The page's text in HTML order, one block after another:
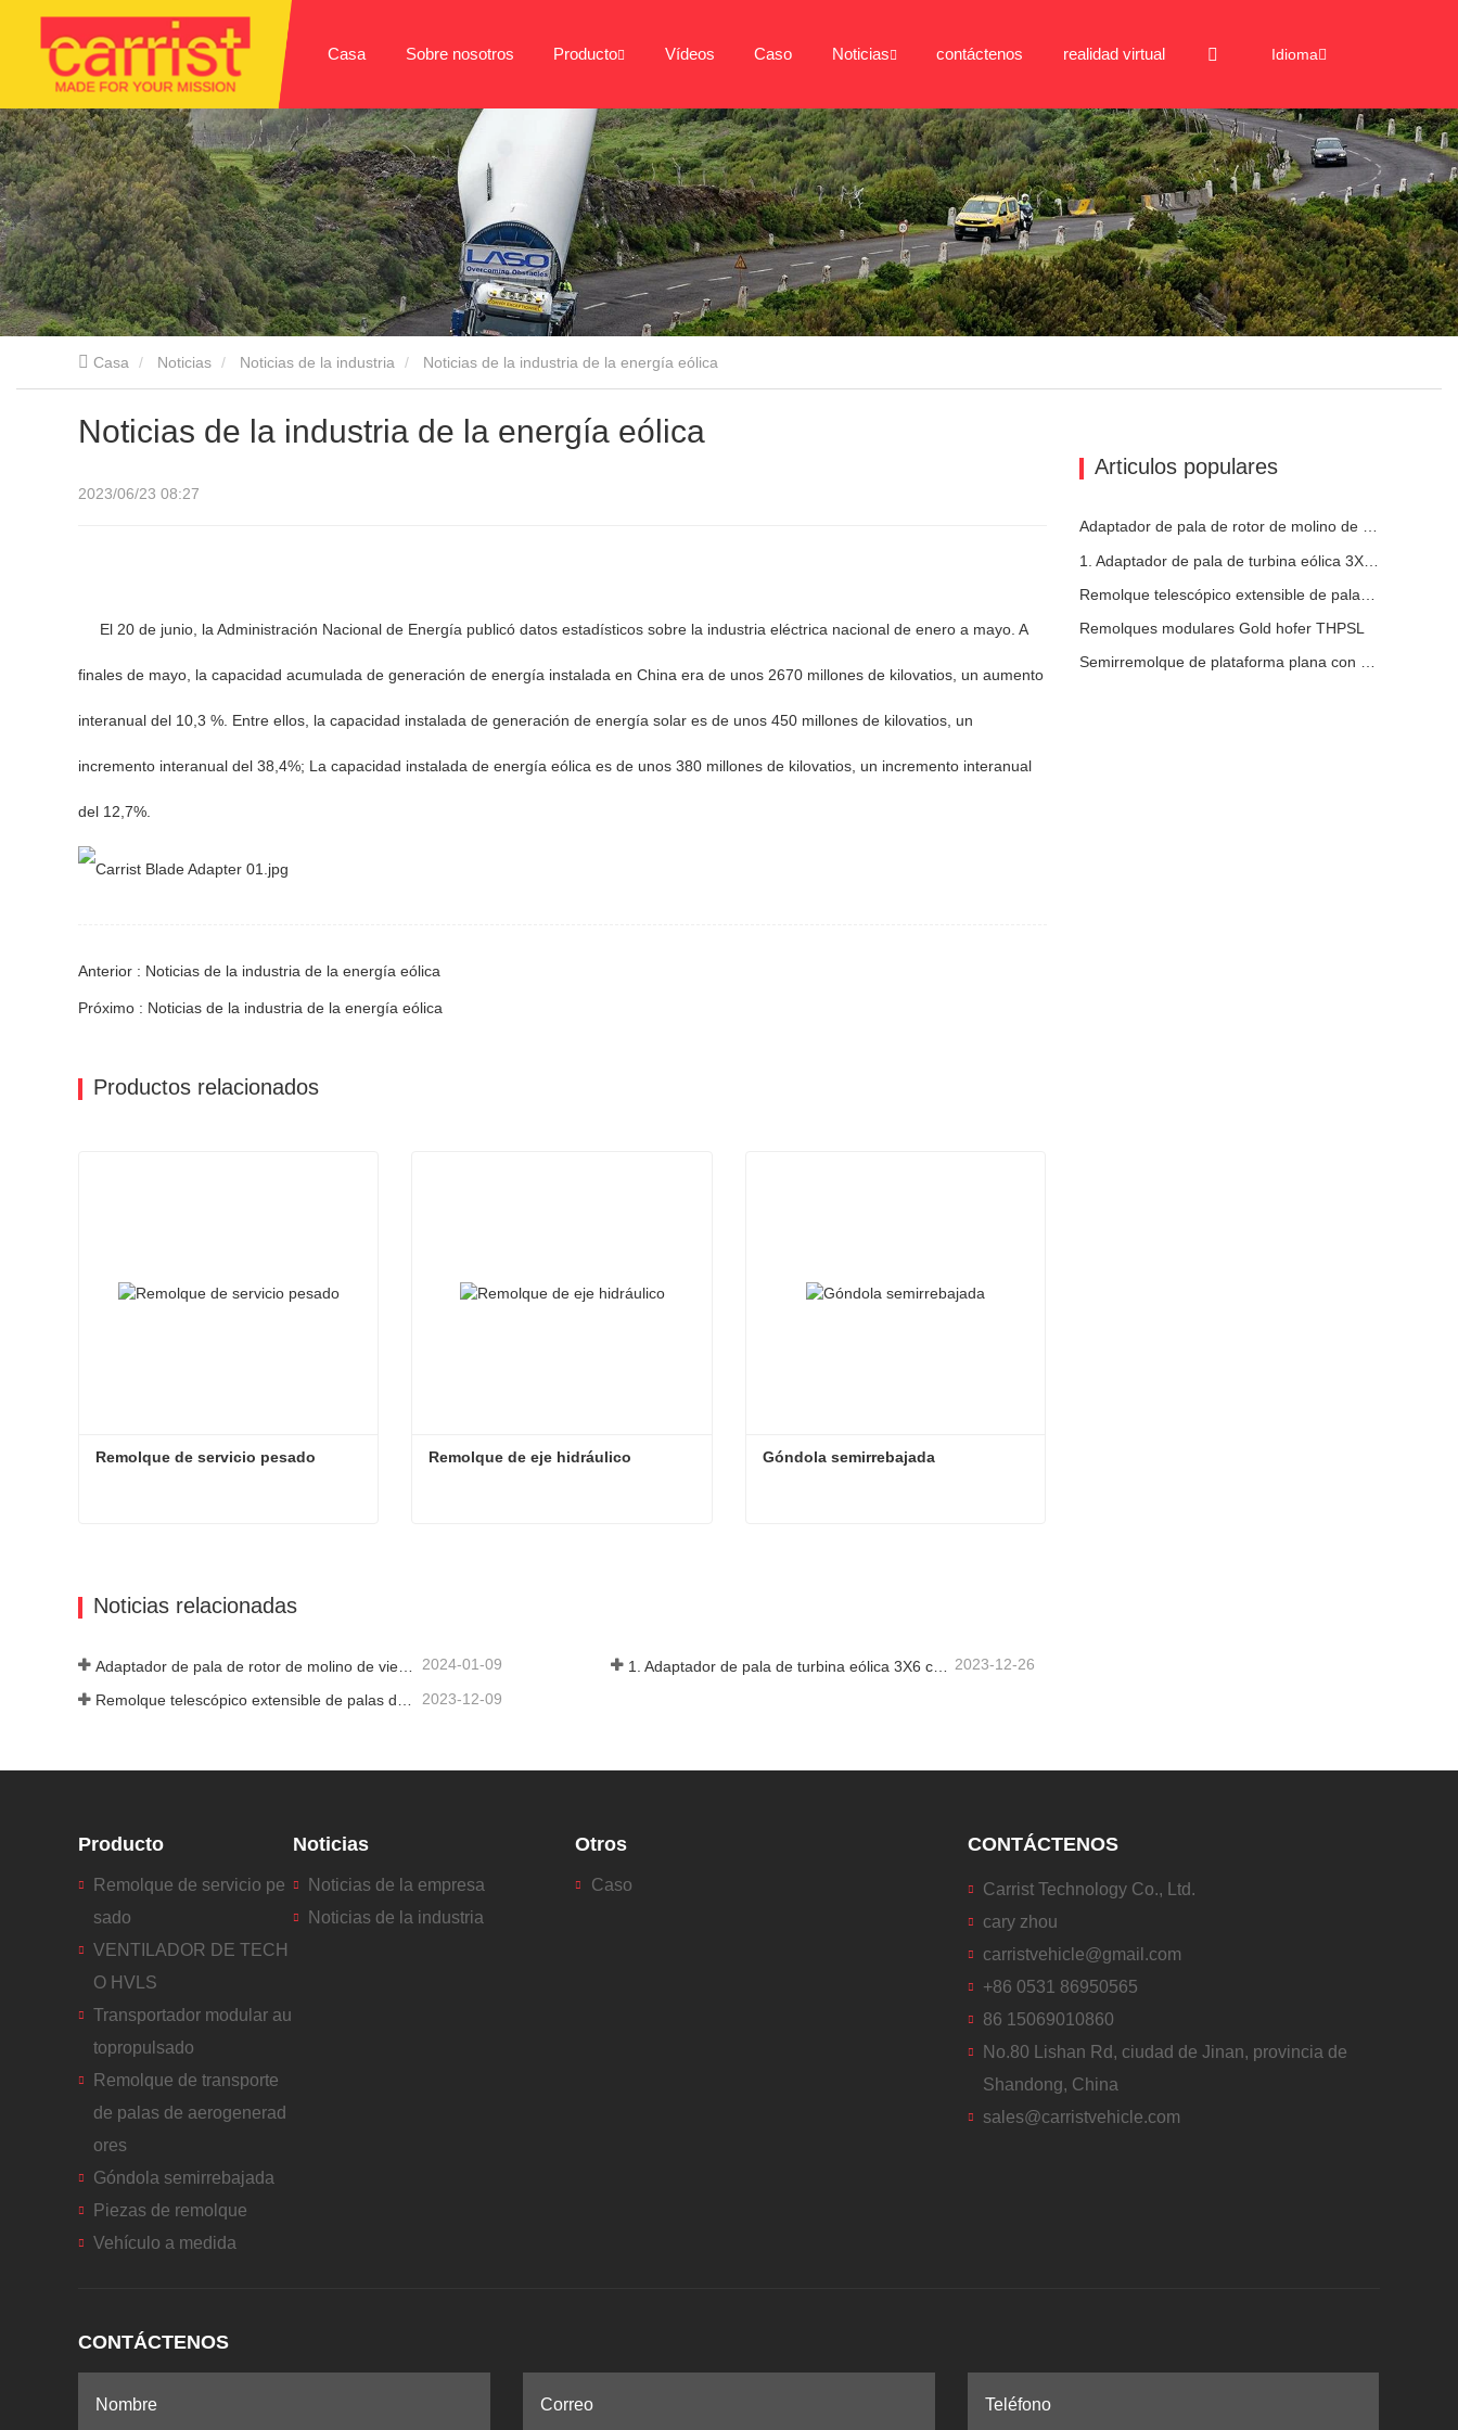
Casa Sobre nosotros Producto Vídeos Caso Noticias contáctenos realidad virtual Idioma
Casa Noticias Noticias de la industria Noticias de la industria de la energía eólica
Noticias de la industria de la energía eólica
2023/06/23 08:27
El 20 de junio, la Administración Nacional de Energía publicó datos estadísticos sobre la industria eléctrica nacional de enero a mayo. A
finales de mayo, la capacidad acumulada de generación de energía instalada en China era de unos 2670 millones de kilovatios, un aumento
interanual del 10,3 %. Entre ellos, la capacidad instalada de generación de energía solar es de unos 450 millones de kilovatios, un
incremento interanual del 38,4%; La capacidad instalada de energía eólica es de unos 380 millones de kilovatios, un incremento interanual
del 12,7%.
Anterior : Noticias de la industria de la energía eólica
Próximo : Noticias de la industria de la energía eólica
Productos relacionados
Remolque de servicio pesado Remolque de eje hidráulico Góndola semirrebajada
Noticias relacionadas
2024-01-09 1. Adaptador de pala de turbina eólica 3X6 con remolque modular 2023-12-26
2023-12-09
Articulos populares
Adaptador de pala de rotor de molino de viento
1. Adaptador de pala de turbina eólica 3X6 con remolque modular
Remolques modulares Gold hofer THPSL
Semirremolque de plataforma plana con pared lateral
Producto
Remolque de servicio pe
sado
VENTILADOR DE TECH
O HVLS
Transportador modular au
topropulsado
Remolque de transporte
de palas de aerogenerad
ores
Góndola semirrebajada
Piezas de remolque
Vehículo a medida
Noticias
Noticias de la empresa
Noticias de la industria
Otros
Caso
CONTÁCTENOS
Carrist Technology Co., Ltd.
cary zhou
carristvehicle@gmail.com
+86 0531 86950565
86 15069010860
No.80 Lishan Rd, ciudad de Jinan, provincia de
Shandong, China
sales@carristvehicle.com
CONTÁCTENOS